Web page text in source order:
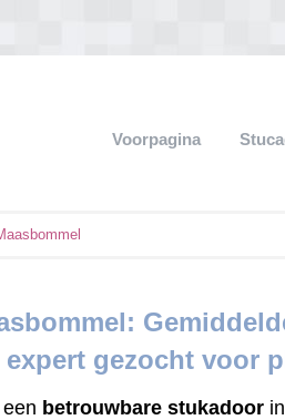
Voorpagina
gezocht voor
betrouwbare stukadoor